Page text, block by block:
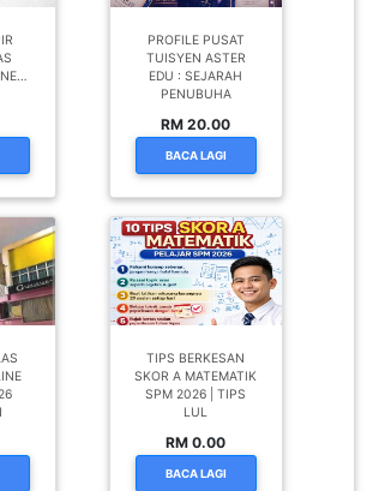
PROFILE PUSAT
TUISYEN ASTER
EDU : SEJARAH
PENUBUHA
RM 20.00
BACA LAGI
TIPS BERKESAN
SKOR A MATEMATIK
SPM 2026 | TIPS
LUL
RM 0.00
BACA LAGI